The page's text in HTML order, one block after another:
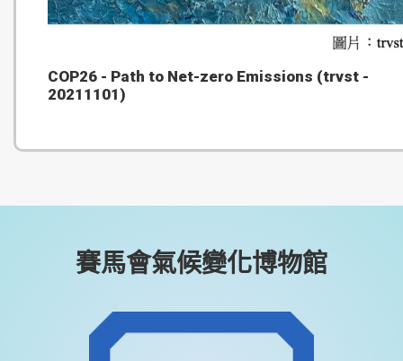
COP26 - Path to Net-zero Emissions (trvst -
20211101)
賽馬會氣候變化博物館